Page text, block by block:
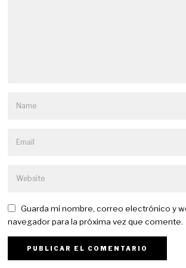
Guarda mi nombre, correo electrónico y
navegador para la próxima vez que comente.